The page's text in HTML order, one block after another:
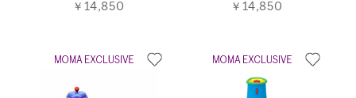
￥14,850
￥14,850